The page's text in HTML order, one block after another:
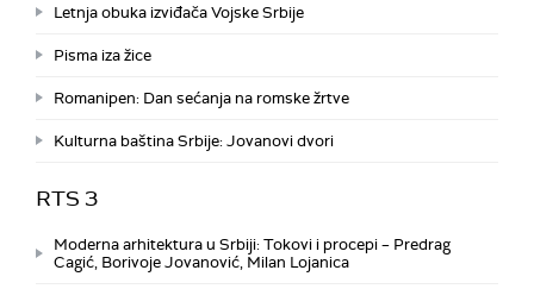
Letnja obuka izviđača Vojske Srbije
Pisma iza žice
Romanipen: Dan sećanja na romske žrtve
Kulturna baština Srbije: Jovanovi dvori
RTS 3
Moderna arhitektura u Srbiji: Tokovi i procepi – Predrag
Cagić, Borivoje Jovanović, Milan Lojanica